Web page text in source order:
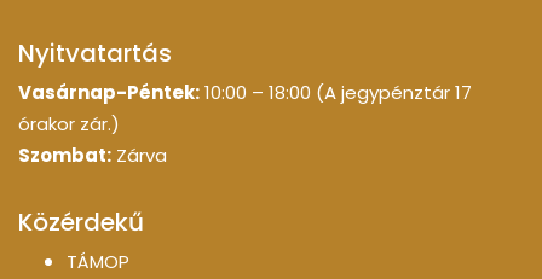
Nyitvatartás
Vasárnap-Péntek:10:00 – 18:00 (A jegypénztár 17
órakor zár.)
Szombat: Zárva
Közérdekű
TÁMOP